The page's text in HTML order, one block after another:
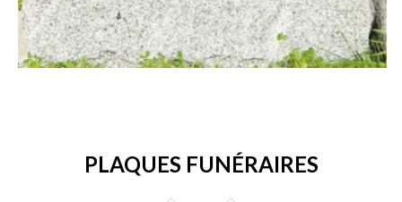
PLAQUES FUNÉRAIRES